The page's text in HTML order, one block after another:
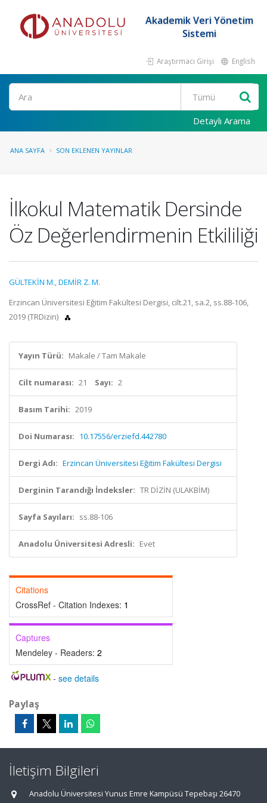
Akademik Veri Yönetim
Sistemi
Araştırmacı Girişi English
Ara
Detaylı Arama
ANA SAYFA SON EKLENEN YAYINLAR
İlkokul Matematik Dersinde
Öz Değerlendirmenin Etkililiği
GÜLTEKİN M.,DEMİR Z. M.
Erzincan Üniversitesi Eğitim Fakültesi Dergisi, cilt.21, sa.2, ss.88-106,
2019 (TRDizin)
Yayın Türü: Makale / Tam Makale
Cilt numarası: 21 Sayı: 2
Basım Tarihi: 2019
Doi Numarası: 10.17556/erziefd.442780
Dergi Adı: Erzincan Üniversitesi Eğitim Fakültesi Dergisi
Derginin Tarandığı İndeksler: TR DİZİN (ULAKBİM)
Sayfa Sayıları: ss.88-106
Anadolu Üniversitesi Adresli: Evet
Citations
CrossRef - Citation Indexes: 1
Captures
Mendeley - Readers: 2
- see details
Paylaş
İletişim Bilgileri
Anadolu Üniversitesi Yunus Emre Kampüsü Tepebaşı 26470